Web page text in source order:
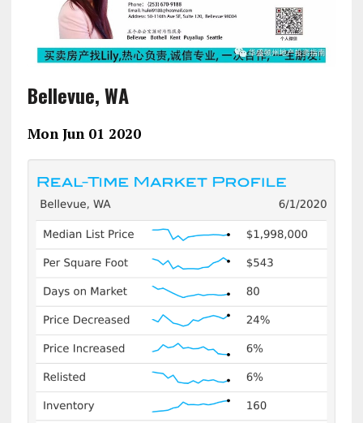
Bellevue, WA
Mon Jun 01 2020